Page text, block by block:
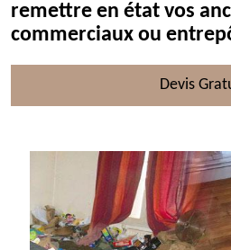
remettre en état vos
commerciaux ou
Devis